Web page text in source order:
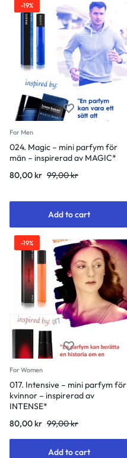
-19%
For Men
024. Magic – mini parfym för
män – inspirerad av MAGIC*
80,00kr 99,00kr
Add to cart
-19%
For Women
017. Intensive – mini parfym för
kvinnor – inspirerad av
INTENSE*
80,00kr 99,00kr
Add to cart